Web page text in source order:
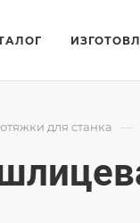
для станка —